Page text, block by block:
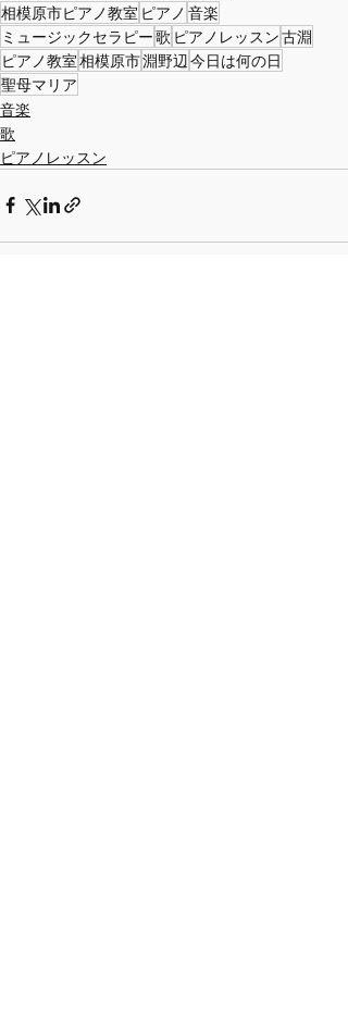
相模原市ピアノ教室 ピアノ 音楽
ミュージックセラピー歌 ピアノレッスン古淵
ピアノ教室相模原市淵野辺今日は何の日
聖母マリア
音楽
歌
ピアノレッスン